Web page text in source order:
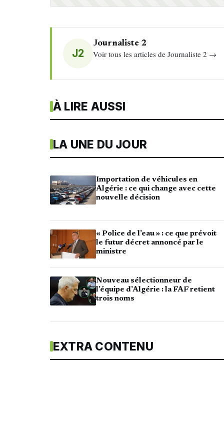
J2
Journaliste 2
Voir tous les articles de Journaliste 2 →
À LIRE AUSSI
LA UNE DU JOUR
Importation de véhicules en
Algérie : ce qui change avec cette
nouvelle décision
« Police de l’eau » : ce que prévoit
le futur décret annoncé par le
ministre
Nouveau sélectionneur de
l’équipe d’Algérie : la FAF retient
trois noms
EXTRA CONTENU